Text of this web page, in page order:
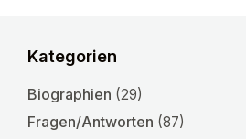
Kategorien
Biographien (29)
Fragen/Antworten (87)